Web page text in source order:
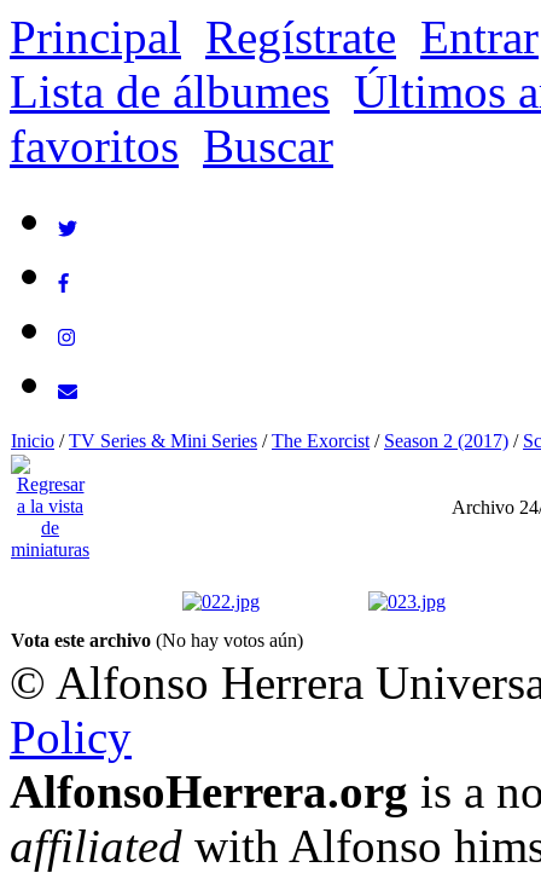
Principal Regístrate Entrar
Lista de álbumes Últimos
favoritos Buscar
Inicio /TV Series & Mini Series /The Exorcist / Season 2 (2017) /
Archivo
Vota este archivo (No hay votos aún)
© Alfonso Herrera
Policy
AlfonsoHerrera.org is a
affiliated with Alfonso